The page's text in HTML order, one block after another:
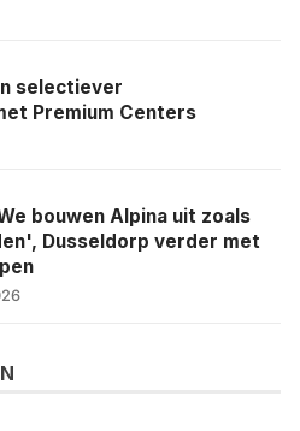
selectiever
Premium Centers
bouwen Alpina uit zoals
Dusseldorp verder met